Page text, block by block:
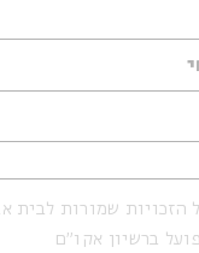
ברשיון אקו״ם